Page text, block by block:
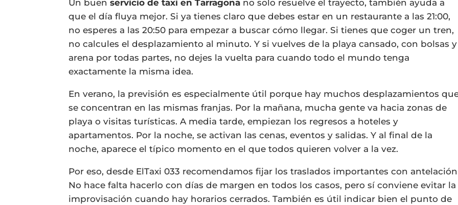
Un buenservicio de taxi en Tarragona no solo resuelve el trayecto, también ayuda a
que el día fluya mejor. Si ya tienes claro que debes estar en un restaurante a las 21:00,
no esperes a las 20:50 para empezar a buscar cómo llegar. Si tienes que coger un tren,
no calcules el desplazamiento al minuto. Y si vuelves de la playa cansado, con bolsas y
arena por todas partes, no dejes la vuelta para cuando todo el mundo tenga
exactamente la misma idea.
En verano, la previsión es especialmente útil porque hay muchos desplazamientos
se concentran en las mismas franjas. Por la mañana, mucha gente va hacia zonas de
playa o visitas turísticas. A media tarde, empiezan los regresos a hoteles y
apartamentos. Por la noche, se activan las cenas, eventos y salidas. Y al final de la
noche, aparece el típico momento en el que todos quieren volver a la vez.
Por eso, desde ElTaxi 033 recomendamos fijar los traslados importantes con
No hace falta hacerlo con días de margen en todos los casos, pero sí conviene evitar la
improvisación cuando hay horarios cerrados. También es útil indicar bien el punto de